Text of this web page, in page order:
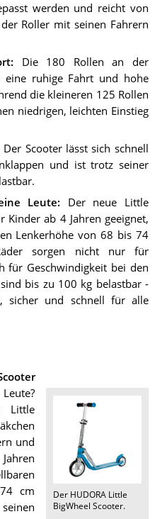
werden und reicht von
Roller mit seinen Fahrern
: Die 180 Rollen an der
eine ruhige Fahrt und hohe
die kleineren 125 Rollen
niedrigen, leichten Einstieg
Der Scooter lässt sich schnell
und ist trotz seiner
Leute: Der neue Little
Kinder ab 4 Jahren geeignet,
Lenkerhöhe von 68 bis 74
sorgen nicht nur für
für Geschwindigkeit bei den
bis zu 100 kg belastbar -
sicher und schnell für alle
Der HUDORA Little
BigWheel Scooter.
Little
und
cm